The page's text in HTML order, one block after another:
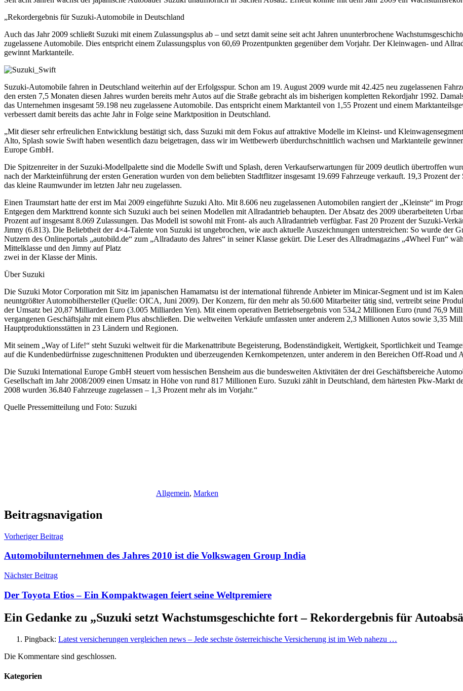
„Rekordergebnis für Suzuki-Automobile in Deutschland
Auch das Jahr 2009 schließt Suzuki mit einem Zulassungsplus ab – und setzt damit seine seit acht Jahren ununterbrochene
zugelassene Automobile. Dies entspricht einem Zulassungsplus von 60,69 Prozentpunkten gegenüber dem Vorjahr. Der Kleinwagen- und
gewinnt Marktanteile.
Suzuki-Automobile fahren in Deutschland weiterhin auf der Erfolgsspur. Schon am 19. August 2009 wurde mit 42.425 neu zugelassenen
den ersten 7,5 Monaten diesen Jahres wurden bereits mehr Autos auf die Straße gebracht als im bisherigen kompletten Rekordjahr 1992.
das Unternehmen insgesamt 59.198 neu zugelassene Automobile. Das entspricht einem Marktanteil von 1,55 Prozent und einem
verbessert damit bereits das achte Jahr in Folge seine Marktposition in Deutschland.
„Mit dieser sehr erfreulichen Entwicklung bestätigt sich, dass Suzuki mit dem Fokus auf attraktive Modelle im Kleinst- und
Alto, Splash sowie Swift haben wesentlich dazu beigetragen, dass wir im Wettbewerb überdurchschnittlich wachsen und Marktanteile
Europe GmbH.
Die Spitzenreiter in der Suzuki-Modellpalette sind die Modelle Swift und Splash, deren Verkaufserwartungen für 2009 deutlich übertroffen
nach der Markteinführung der ersten Generation wurden von dem beliebten Stadtflitzer insgesamt 19.699 Fahrzeuge verkauft. 19,3 Prozent
das kleine Raumwunder im letzten Jahr neu zugelassen.
Einen Traumstart hatte der erst im Mai 2009 eingeführte Suzuki Alto. Mit 8.606 neu zugelassenen Automobilen rangiert der „Kleinste“ im
Entgegen dem Markttrend konnte sich Suzuki auch bei seinen Modellen mit Allradantrieb behaupten. Der Absatz des 2009 überarbeiteten
Prozent auf insgesamt 8.069 Zulassungen. Das Modell ist sowohl mit Front- als auch Allradantrieb verfügbar. Fast 20 Prozent der Suzuki-
Jimny (6.813). Die Beliebtheit der 4×4-Talente von Suzuki ist ungebrochen, wie auch aktuelle Auszeichnungen unterstreichen: So wurde der
Nutzern des Onlineportals „autobild.de“ zum „Allradauto des Jahres“ in seiner Klasse gekürt. Die Leser des Allradmagazins „4Wheel Fun“
Mittelklasse und den Jimny auf Platz
zwei in der Klasse der Minis.
Über Suzuki
Die Suzuki Motor Corporation mit Sitz im japanischen Hamamatsu ist der international führende Anbieter im Minicar-Segment und ist im
neuntgrößter Automobilhersteller (Quelle: OICA, Juni 2009). Der Konzern, für den mehr als 50.600 Mitarbeiter tätig sind, vertreibt seine
der Umsatz bei 20,87 Milliarden Euro (3.005 Milliarden Yen). Mit einem operativen Betriebsergebnis von 534,2 Millionen Euro (rund 76,9
vergangenen Geschäftsjahr mit einem Plus abschließen. Die weltweiten Verkäufe umfassten unter anderem 2,3 Millionen Autos sowie 3,35
Hauptproduktionsstätten in 23 Ländern und Regionen.
Mit seinem „Way of Life!“ steht Suzuki weltweit für die Markenattribute Begeisterung, Bodenständigkeit, Wertigkeit, Sportlichkeit und
auf die Kundenbedürfnisse zugeschnittenen Produkten und überzeugenden Kernkompetenzen, unter anderem in den Bereichen Off-Road und
Die Suzuki International Europe GmbH steuert vom hessischen Bensheim aus die bundesweiten Aktivitäten der drei Geschäftsbereiche
Gesellschaft im Jahr 2008/2009 einen Umsatz in Höhe von rund 817 Millionen Euro. Suzuki zählt in Deutschland, dem härtesten Pkw-Markt
2008 wurden 36.840 Fahrzeuge zugelassen – 1,3 Prozent mehr als im Vorjahr.“
Quelle Pressemitteilung und Foto: Suzuki
Allgemein, Marken
Beitragsnavigation
Vorheriger Beitrag
Automobilunternehmen des Jahres 2010 ist die Volkswagen Group India
Nächster Beitrag
Der Toyota Etios – Ein Kompaktwagen feiert seine Weltpremiere
Ein Gedanke zu „Suzuki setzt Wachstumsgeschichte fort – Rekordergebnis für
Pingback: Latest versicherungen vergleichen news – Jede sechste österreichische Versicherung ist im Web nahezu …
Die Kommentare sind geschlossen.
Kategorien